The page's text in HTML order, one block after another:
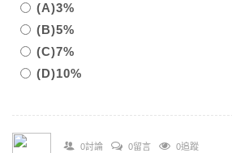
(A)3%
(B)5%
(C)7%
(D)10%
0討論 0留言 0追蹤